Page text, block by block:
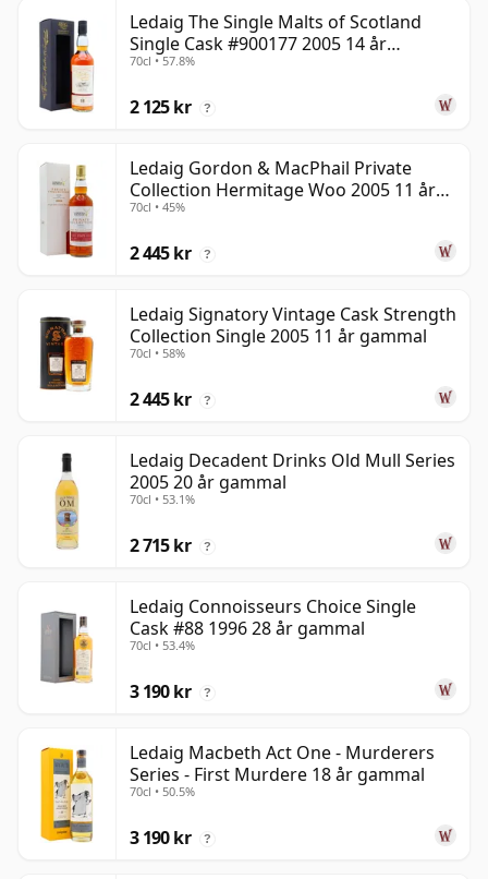
Ledaig The Single Malts of Scotland
Single Cask #900177 2005 14 år
gammal
70cl • 57.8%
2 125 kr ?
Ledaig Gordon & MacPhail Private
Collection Hermitage Woo 2005 11 år
gammal
70cl • 45%
2 445 kr ?
Ledaig Signatory Vintage Cask Strength
Collection Single 2005 11 år gammal
70cl • 58%
2 445 kr ?
Ledaig Decadent Drinks Old Mull Series
2005 20 år gammal
70cl • 53.1%
2 715 kr ?
Ledaig Connoisseurs Choice Single
Cask #88 1996 28 år gammal
70cl • 53.4%
3 190 kr ?
Ledaig Macbeth Act One - Murderers
Series - First Murdere 18 år gammal
70cl • 50.5%
3 190 kr ?